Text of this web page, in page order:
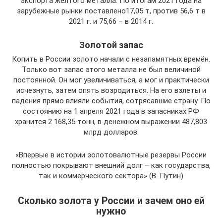
зарубежные рынки поставлено17,05 т, против 56,6 т в
2021 г. и 75,66 – в 2014 г.
Золотой запас
Копить в России золото начали с незапамятных времён.
Только вот запас этого металла не был величиной
постоянной. Он мог увеличиваться, а мог и практически
исчезнуть, затем опять возродиться. На его взлеты и
падения прямо влияли события, сотрясавшие страну. По
состоянию на 1 апреля 2021 года в запасниках РФ
хранится 2 168,35 тонн, в денежном выражении 487,803
млрд долларов.
«Впервые в истории золотовалютные резервы России
полностью покрывают внешний долг – как государства,
так и коммерческого сектора» (В. Путин)
Сколько золота у России и зачем оно ей
нужно